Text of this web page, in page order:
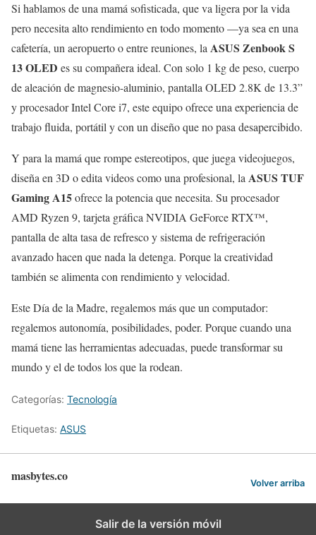
Si hablamos de una mamá sofisticada, que va ligera por la vida
pero necesita alto rendimiento en todo momento —ya sea en una
cafetería, un aeropuerto o entre reuniones, la ASUS Zenbook S
13 OLED es su compañera ideal. Con solo 1 kg de peso, cuerpo
de aleación de magnesio-aluminio, pantalla OLED 2.8K de 13.3”
y procesador Intel Core i7, este equipo ofrece una experiencia de
trabajo fluida, portátil y con un diseño que no pasa desapercibido.
Y para la mamá que rompe estereotipos, que juega videojuegos,
diseña en 3D o edita videos como una profesional, la ASUS TUF
Gaming A15ofrece la potencia que necesita. Su procesador
AMD Ryzen 9, tarjeta gráfica NVIDIA GeForce RTX™,
pantalla de alta tasa de refresco y sistema de refrigeración
avanzado hacen que nada la detenga. Porque la creatividad
también se alimenta con rendimiento y velocidad.
Este Día de la Madre, regalemos más que un computador:
regalemos autonomía, posibilidades, poder. Porque cuando una
mamá tiene las herramientas adecuadas, puede transformar su
mundo y el de todos los que la rodean.
Categorías: Tecnología
Etiquetas: ASUS
masbytes.co Volver arriba
Salir de la versión móvil